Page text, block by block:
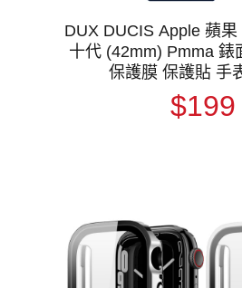
DUX DUCIS Apple 蘋
十代 (42mm) Pmma 錶
保護膜 保護貼 手
$199